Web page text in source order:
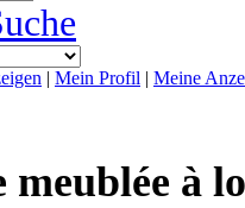
| Mein Profil | Meine
meublée à